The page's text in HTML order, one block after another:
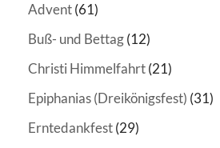
Advent(61)
Buß- und Bettag(12)
Christi Himmelfahrt(21)
Epiphanias (Dreikönigsfest) (31)
Erntedankfest(29)